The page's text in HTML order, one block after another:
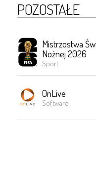
POZOSTAŁE
Mistrzostwa
Nożnej 2026
Sport
OnLive
Software